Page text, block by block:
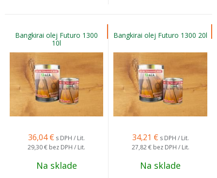
Bangkirai olej Futuro 1300
10l
36,04 € s DPH / Lit.
29,30 € bez DPH / Lit.
Na sklade
Bangkirai olej Futuro 1300 20l
34,21 € s DPH / Lit.
27,82 € bez DPH / Lit.
Na sklade